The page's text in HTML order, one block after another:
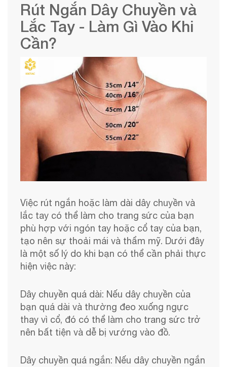
Rút Ngắn Dây Chuyền và
Lắc Tay - Làm Gì Vào Khi
Cần?
Việc rút ngắn hoặc làm dài dây chuyền và
lắc tay có thể làm cho trang sức của bạn
phù hợp với ngón tay hoặc cổ tay của bạn,
tạo nên sự thoải mái và thẩm mỹ. Dưới đây
là một số lý do khi bạn có thể cần phải thực
hiện việc này:
Dây chuyền quá dài: Nếu dây chuyền của
bạn quá dài và thường đeo xuống ngực
thay vì cổ, đó có thể làm cho trang sức trở
nên bất tiện và dễ bị vướng vào đồ.
Dây chuyền quá ngắn: Nếu dây chuyền ngắn